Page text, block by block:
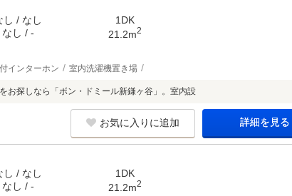
し / なし
なし / -
1DK
21.2m2
インターホン 室内洗濯機置き場
お探しなら「ボン・ドミール新鎌ヶ谷」。室内設
お気に入りに追加 詳細を見る
し / なし
なし / -
1DK
21.2m2